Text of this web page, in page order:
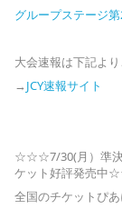
グループステージ
大会速報は下記よ
→ JCY速報サイト
☆☆☆7/30(月）準決
ケット好評発売
全国のチケットぴあ